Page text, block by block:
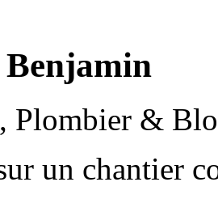
Plombier &
un chantier